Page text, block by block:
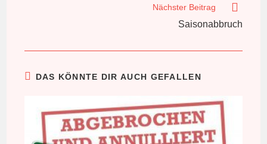
Nächster Beitrag
Saisonabbruch
DAS KÖNNTE DIR AUCH GEFALLEN